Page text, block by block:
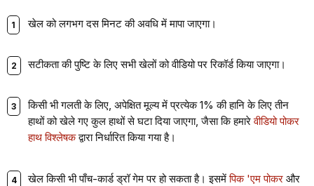
खेल को लगभग दस मिनट की अवधि में मापा जाएगा।
सटीकता की पुष्टि के लिए सभी खेलों को वीडियो पर रिकॉर्ड किया जाएगा।
किसी भी गलती के लिए, अपेक्षित मूल्य में प्रत्येक 1% की हानि के लिए तीन
हाथों को खेले गए कुल हाथों से घटा दिया जाएगा, जैसा कि हमारेवीडियो पोकर
हाथ विश्लेषकद्वारा निर्धारित किया गया है।
खेल किसी भी पाँच-कार्ड ड्रॉ गेम पर हो सकता है। इसमेंपिक 'एम पोकर और